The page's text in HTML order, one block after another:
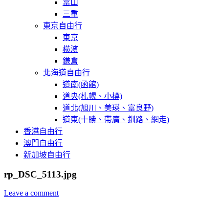
富山
三重
東京自由行
東京
橫濱
鎌倉
北海道自由行
道南(函館)
道央(札幌、小樽)
道北(旭川、美瑛、富良野)
道東(十勝、帶廣、釧路、網走)
香港自由行
澳門自由行
新加坡自由行
rp_DSC_5113.jpg
Leave a comment